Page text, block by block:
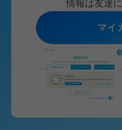
情報は友達
マイ